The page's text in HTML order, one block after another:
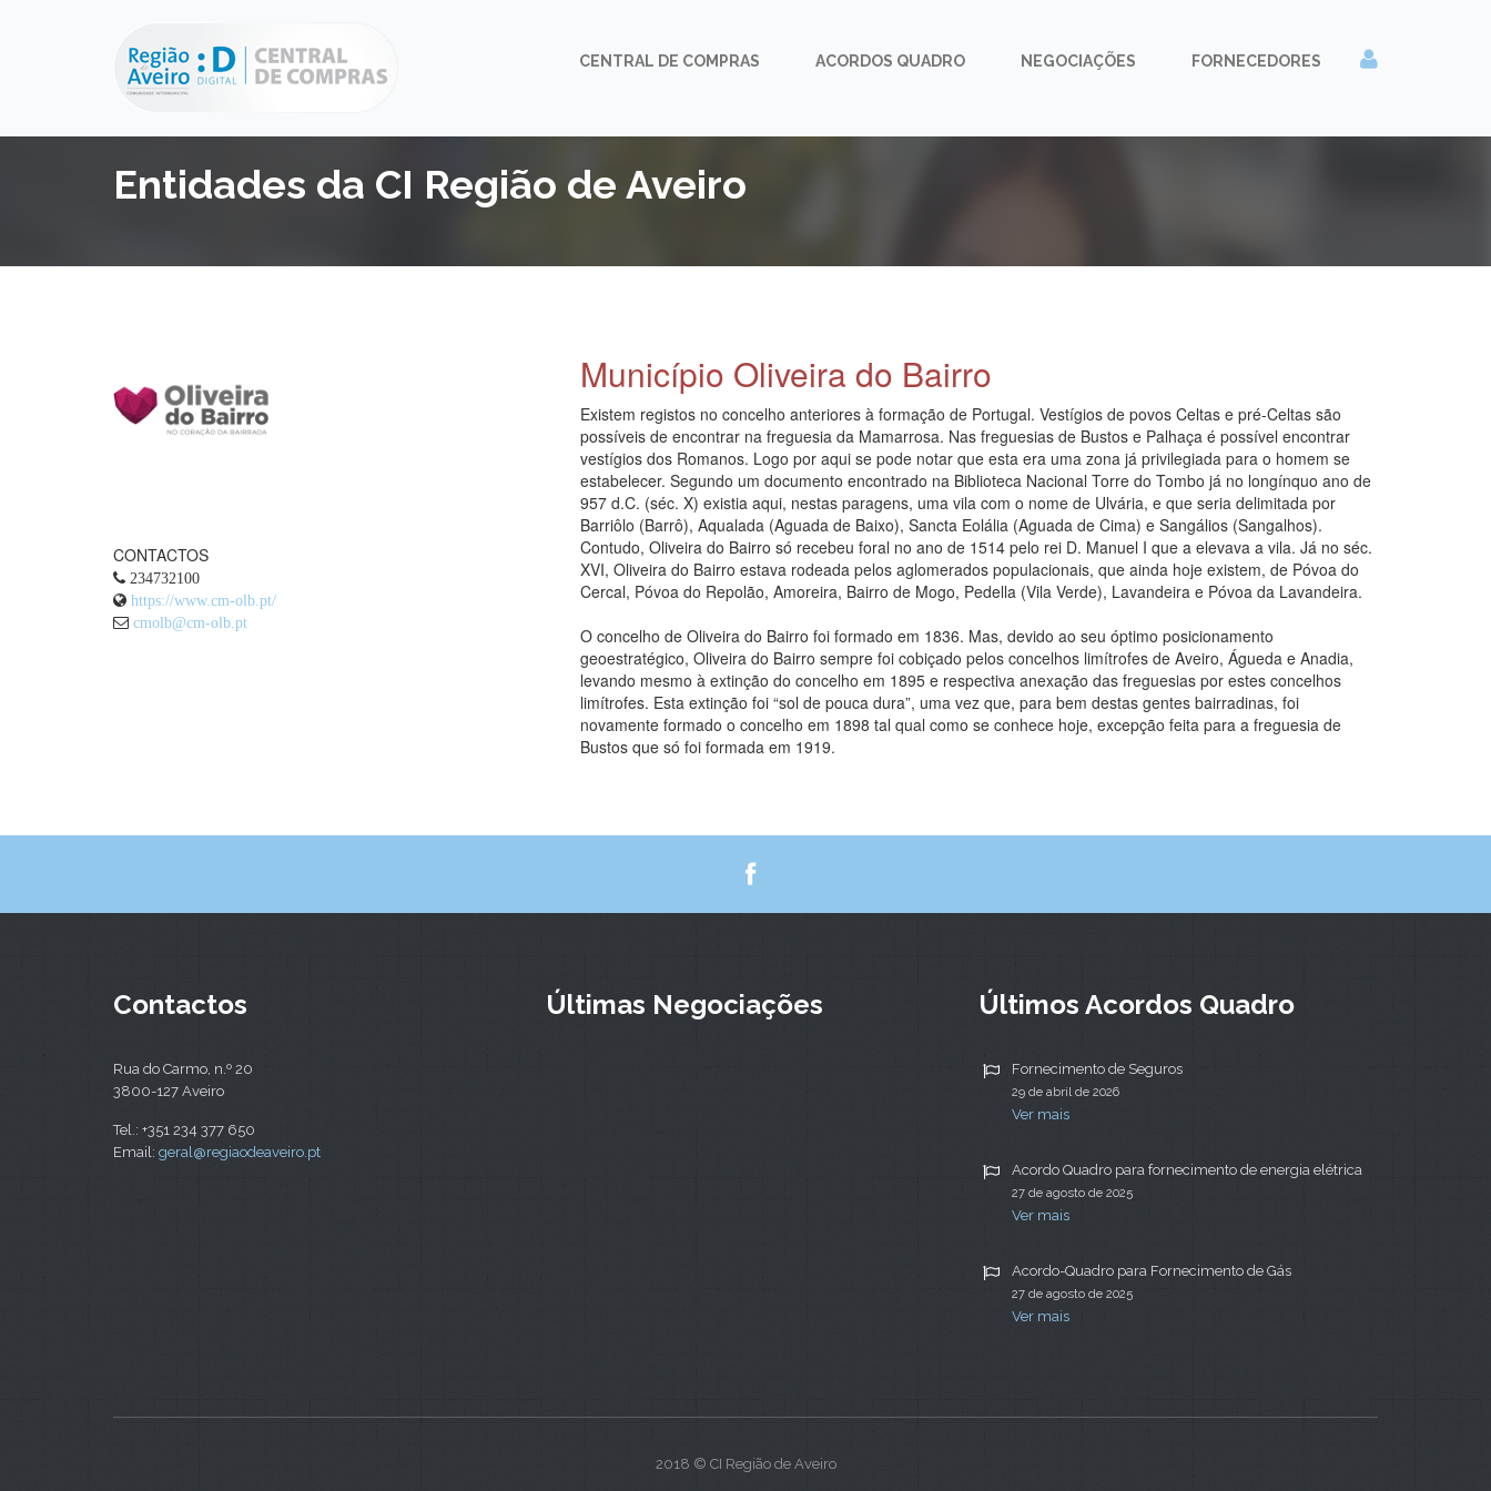
CENTRAL DE COMPRAS ACORDOS QUADRO NEGOCIAÇÕES FORNECEDORES
Entidades da CI Região de Aveiro
CONTACTOS
234732100
https://www.cm-olb.pt/
cmolb@cm-olb.pt
Município Oliveira do Bairro
Existem registos no concelho anteriores à formação de Portugal. Vestígios de povos Celtas e pré-Celtas são
possíveis de encontrar na freguesia da Mamarrosa. Nas freguesias de Bustos e Palhaça é possível encontrar
vestígios dos Romanos. Logo por aqui se pode notar que esta era uma zona já privilegiada para o homem se
estabelecer. Segundo um documento encontrado na Biblioteca Nacional Torre do Tombo já no longínquo ano de
957 d.C. (séc. X) existia aqui, nestas paragens, uma vila com o nome de Ulvária, e que seria delimitada por
Barriôlo (Barrô), Aqualada (Aguada de Baixo), Sancta Eolália (Aguada de Cima) e Sangálios (Sangalhos).
Contudo, Oliveira do Bairro só recebeu foral no ano de 1514 pelo rei D. Manuel I que a elevava a vila. Já no séc.
XVI, Oliveira do Bairro estava rodeada pelos aglomerados populacionais, que ainda hoje existem, de Póvoa do
Cercal, Póvoa do Repolão, Amoreira, Bairro de Mogo, Pedella (Vila Verde), Lavandeira e Póvoa da Lavandeira.
O concelho de Oliveira do Bairro foi formado em 1836. Mas, devido ao seu óptimo posicionamento
geoestratégico, Oliveira do Bairro sempre foi cobiçado pelos concelhos limítrofes de Aveiro, Águeda e Anadia,
levando mesmo à extinção do concelho em 1895 e respectiva anexação das freguesias por estes concelhos
limítrofes. Esta extinção foi “sol de pouca dura”, uma vez que, para bem destas gentes bairradinas, foi
novamente formado o concelho em 1898 tal qual como se conhece hoje, excepção feita para a freguesia de
Bustos que só foi formada em 1919.
Contactos
Rua do Carmo, n.º 20
3800-127 Aveiro
Tel.: +351 234 377 650
Email: geral@regiaodeaveiro.pt
Últimas Negociações Últimos Acordos Quadro
Fornecimento de Seguros
29 de abril de 2026
Ver mais
Acordo Quadro para fornecimento de energia elétrica
27 de agosto de 2025
Ver mais
Acordo-Quadro para Fornecimento de Gás
27 de agosto de 2025
Ver mais
2018 © CI Região de Aveiro